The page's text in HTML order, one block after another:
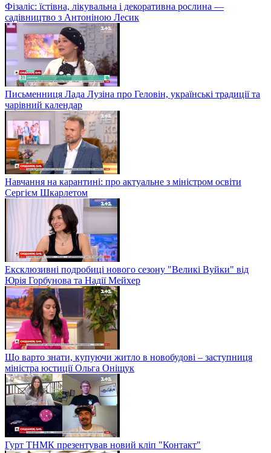
Фізаліс: їстівна, лікувальна і декоративна рослина —
садівництво з Антоніною Лесик
Письменниця Лада Лузіна про Геловін, українські традиції та
чарівний календар
Навчання на карантині: про актуальне з міністром освіти
Сергієм Шкарлетом
Ексклюзивні подробиці нового сезону "Великі Вуйки" від
Юрія Горбунова та Надії Мейхер
Що варто знати, купуючи житло в новобудові – заступниця
міністра юстиції Ольга Оніщук
Гурт ТНМК презентував новий кліп "Контакт"